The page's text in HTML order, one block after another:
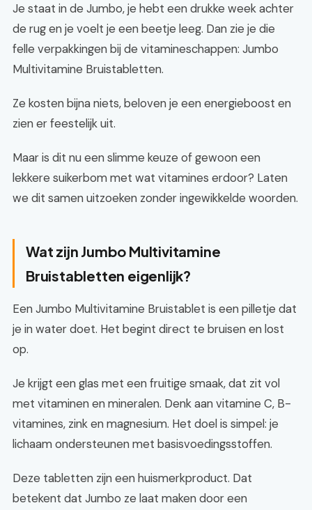
Je staat in de Jumbo, je hebt een drukke week achter
de rug en je voelt je een beetje leeg. Dan zie je die
felle verpakkingen bij de vitamineschappen: Jumbo
Multivitamine Bruistabletten.
Ze kosten bijna niets, beloven je een energieboost en
zien er feestelijk uit.
Maar is dit nu een slimme keuze of gewoon een
lekkere suikerbom met wat vitamines erdoor? Laten
we dit samen uitzoeken zonder ingewikkelde woorden.
Wat zijn Jumbo Multivitamine
Bruistabletten eigenlijk?
Een Jumbo Multivitamine Bruistablet is een pilletje dat
je in water doet. Het begint direct te bruisen en lost
op.
Je krijgt een glas met een fruitige smaak, dat zit vol
met vitaminen en mineralen. Denk aan vitamine C, B-
vitamines, zink en magnesium. Het doel is simpel: je
lichaam ondersteunen met basisvoedingsstoffen.
Deze tabletten zijn een huismerkproduct. Dat
betekent dat Jumbo ze laat maken door een